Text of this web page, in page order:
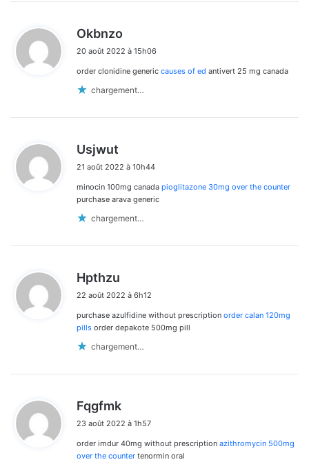
Okbnzo
t
20 août 2022 à 15h06
order clonidine generic causes of ed antivert 25 mg canada
chargement…
Usjwut
t
:
21 août 2022 à 10h44
minocin 100mg canada pioglitazone 30mg over the counter
purchase arava generic
chargement…
Hpthzu
t
:
22 août 2022 à 6h12
purchase azulfidine without prescription order calan 120mg
pills order depakote 500mg pill
chargement…
Fqgfmk
t
:
23 août 2022 à 1h57
order imdur 40mg without prescription azithromycin 500mg
over the counter tenormin oral